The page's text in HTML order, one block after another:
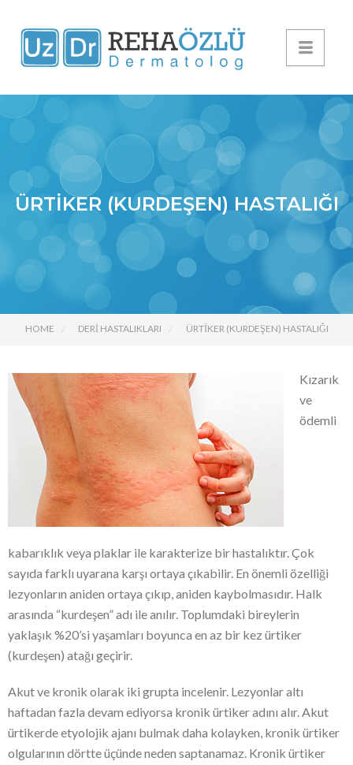
ÜRTIKER (KURDEŞEN) HASTALIĞI
HOME DERİ HASTALIKLARI ÜRTIKER (KURDEŞEN) HASTALIĞI
Kızarık
ve
ödemli
kabarıklık veya plaklar ile karakterize bir hastalıktır. Çok
sayıda farklı uyarana karşı ortaya çıkabilir. En önemli özelliği
lezyonların aniden ortaya çıkıp, aniden kaybolmasıdır. Halk
arasında “kurdeşen” adı ile anılır. Toplumdaki bireylerin
yaklaşık %20’si yaşamları boyunca en az bir kez ürtiker
(kurdeşen) atağı geçirir.
Akut ve kronik olarak iki grupta incelenir. Lezyonlar altı
haftadan fazla devam ediyorsa kronik ürtiker adını alır. Akut
ürtikerde etyolojik ajanı bulmak daha kolayken, kronik ürtiker
olgularının dörtte üçünde neden saptanamaz. Kronik ürtiker